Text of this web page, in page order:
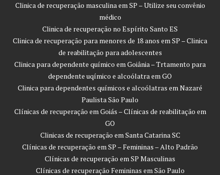
Clinica de recuperação masculina em SP – Utilize seu convênio
médico
Clinica de recuperação no Espírito Santo ES
Clinica de recuperação para menores de 18 anos em SP – Clinica
de reabilitação para adolescentes
Clinica para dependente químico em Goiânia – Trtamento para
dependente uqímico e alcoólatra em GO
Clinica para dependentes químicos e alcoólatras em Nazaré
Paulista São Paulo
Clínicas de recuperação em Goiás – Clínicas de reabilitação em
GO
Clinicas de recuperação em Santa Catarina SC
Clínicas de recuperação em SP – Femininas – Alto Padrão
Clínicas de recuperação em SP Masculinas
Clínicas de recuperação Femininas em São Paulo